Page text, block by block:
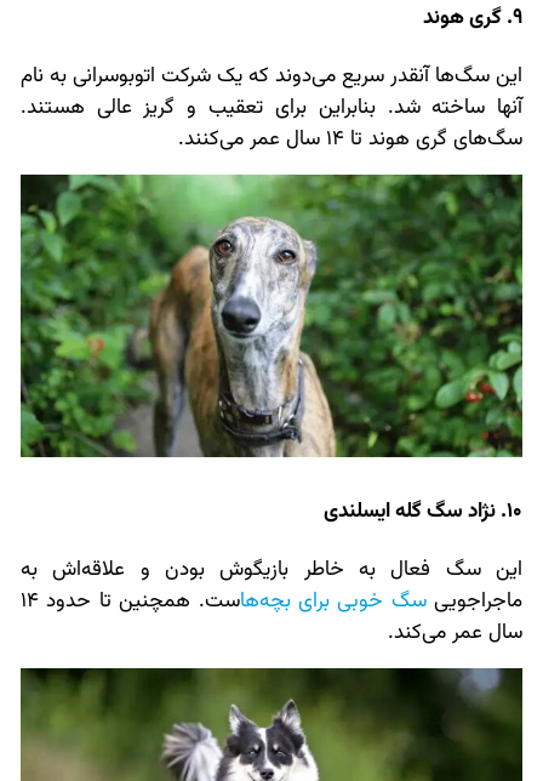
9. گری هوند
این سگ‌ها آنقدر سریع می‌دوند که یک شرکت اتوبوسرانی به نام
آنها ساخته شد. بنابراین برای تعقیب و گریز عالی هستند.
سگ‌های گری هوند تا 14 سال عمر می‌کنند.
10. نژاد سگ گله ایسلندی
این سگ فعال به خاطر بازیگوش بودن و علاقه‌اش به
ماجراجوییسگ خوبی برای بچه‌ها
ست. همچنین تا حدود 14
سال عمر می‌کند.